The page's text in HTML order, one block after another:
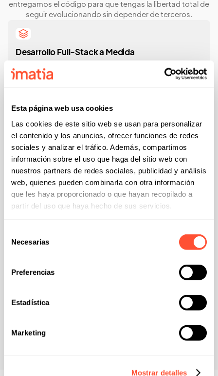
Esta página web usa cookies
Las cookies de este sitio web se usan para personalizar
el contenido y los anuncios, ofrecer funciones de redes
sociales y analizar el tráfico. Además, compartimos
información sobre el uso que haga del sitio web con
nuestros partners de redes sociales, publicidad y análisis
web, quienes pueden combinarla con otra información
que les haya proporcionado o que hayan recopilado a
partir del uso que haya hecho de sus servicios.
Necesarias
Preferencias
Estadística
Marketing
Mostrar detalles
entregamos el código para que tengas la libertad total de
seguir evolucionando sin depender de terceros.
Desarrollo Full-Stack a Medida
Creamos aplicaciones de escritorio, plataformas web y
entornos móviles robustos utilizando tecnologías estándar,
Integración Hardware-Software
Conectamos tus sistemas de gestión con cualquier
dispositivo. Centraliza la captura de datos en tiempo real y
automatiza procesos.
Modernización de sistemas legacy
arquitecturas modernas en la nube. Elimina riesgos de
seguridad y costes de mantenimiento.
Conectamos tus herramientas de planta y operativas de